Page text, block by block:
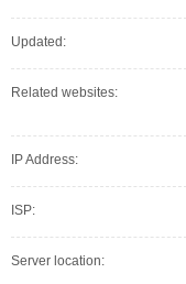
Updated:
Related websites:
IP Address:
ISP:
Server location: